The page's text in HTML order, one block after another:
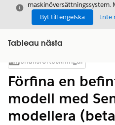
Stäng
maskinöversättningssystem.
Byt till engelska
Inte
Tableau nästa
Visa innehållsförteckning
Innehållsförteckningar
Förfina en
modell med
modellera